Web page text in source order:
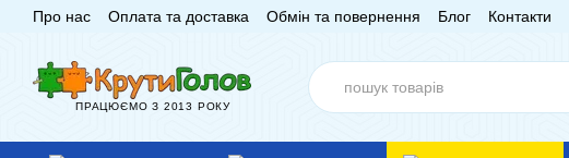
Перейти до основного контенту
Про нас Оплата та доставка Обмін та повернення Блог Контакти
ПРАЦЮЄМО З 2013 РОКУ